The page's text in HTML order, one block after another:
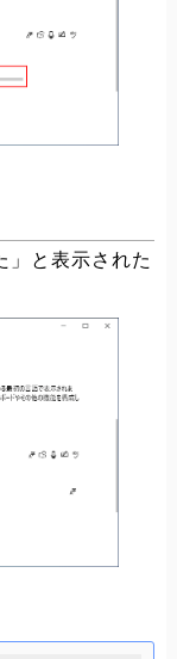
」と表示された